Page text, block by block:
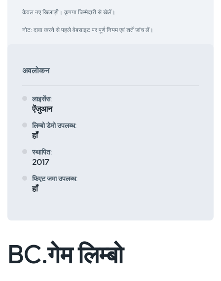
केवल नए खिलाड़ी। कृपया जिम्मेदारी से खेलें।
नोट: दावा करने से पहले वेबसाइट पर पूर्ण नियम एवं शर्तें जांच लें।
अवलोकन
लाइसेंस:
ऐंजुआन
लिम्बो डेमो उपलब्ध:
हाँ
स्थापित:
2017
फिएट जमा उपलब्ध:
हाँ
BC.गेम लिम्बो